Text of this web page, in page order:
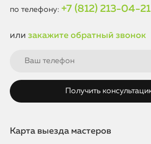
по телефону: +7 (812) 213-04-21
или закажите обратный звонок
Карта выезда мастеров